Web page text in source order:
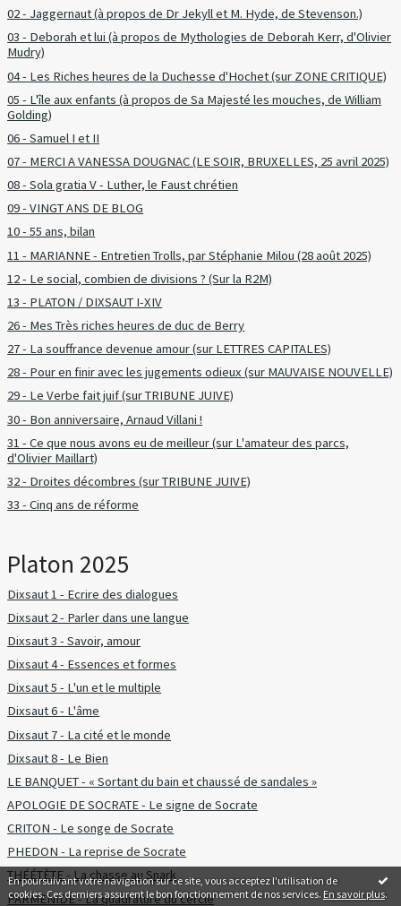
En poursuivant votre navigation sur ce site, vous acceptez l'utilisation de
cookies. Ces derniers assurent le bon fonctionnement de nos services. En savoir plus.
02 - Jaggernaut (à propos de Dr Jekyll et M. Hyde, de Stevenson.)
03 - Deborah et lui (à propos de Mythologies de Deborah Kerr, d'Olivier
Mudry)
04 - Les Riches heures de la Duchesse d'Hochet (sur ZONE CRITIQUE)
05 - L'île aux enfants (à propos de Sa Majesté les mouches, de William
Golding)
06 - Samuel I et II
07 - MERCI A VANESSA DOUGNAC (LE SOIR, BRUXELLES, 25 avril 2025)
08 - Sola gratia V - Luther, le Faust chrétien
09 - VINGT ANS DE BLOG
10 - 55 ans, bilan
11 - MARIANNE - Entretien Trolls, par Stéphanie Milou (28 août 2025)
12 - Le social, combien de divisions ? (Sur la R2M)
13 - PLATON / DIXSAUT I-XIV
26 - Mes Très riches heures de duc de Berry
27 - La souffrance devenue amour (sur LETTRES CAPITALES)
28 - Pour en finir avec les jugements odieux (sur MAUVAISE NOUVELLE)
29 - Le Verbe fait juif (sur TRIBUNE JUIVE)
30 - Bon anniversaire, Arnaud Villani !
31 - Ce que nous avons eu de meilleur (sur L'amateur des parcs,
d'Olivier Maillart)
32 - Droites décombres (sur TRIBUNE JUIVE)
33 - Cinq ans de réforme
Platon 2025
Dixsaut 1 - Ecrire des dialogues
Dixsaut 2 - Parler dans une langue
Dixsaut 3 - Savoir, amour
Dixsaut 4 - Essences et formes
Dixsaut 5 - L'un et le multiple
Dixsaut 6 - L'âme
Dixsaut 7 - La cité et le monde
Dixsaut 8 - Le Bien
LE BANQUET - « Sortant du bain et chaussé de sandales »
APOLOGIE DE SOCRATE - Le signe de Socrate
CRITON - Le songe de Socrate
PHEDON - La reprise de Socrate
THÉÉTÈTE - La chasse au Snark
PARMENIDE - La quadrature du cercle